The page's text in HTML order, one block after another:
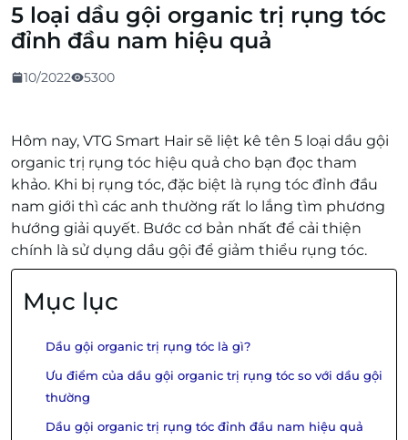
5 loại dầu gội organic trị rụng tóc
đỉnh đầu nam hiệu quả
10/2022 5300
Hôm nay, VTG Smart Hair sẽ liệt kê tên 5 loại dầu gội
organic trị rụng tóc hiệu quả cho bạn đọc tham
khảo. Khi bị rụng tóc, đặc biệt là rụng tóc đỉnh đầu
nam giới thì các anh thường rất lo lắng tìm phương
hướng giải quyết. Bước cơ bản nhất để cải thiện
chính là sử dụng dầu gội để giảm thiểu rụng tóc.
Mục lục
Dầu gội organic trị rụng tóc là gì?
Ưu điểm của dầu gội organic trị rụng tóc so với dầu gội
thường
Dầu gội organic trị rụng tóc đỉnh đầu nam hiệu quả